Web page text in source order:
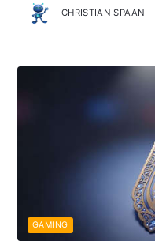
CHRISTIAN SPAAN
GAMING